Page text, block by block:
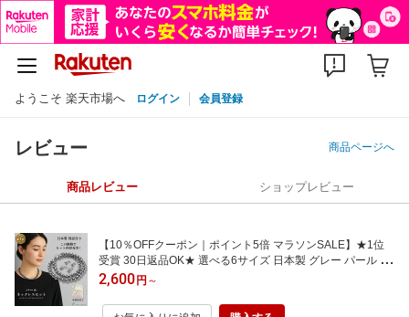
ようこそ 楽天市場へ ログイン 会員登録
レビュー 商品ページへ
商品レビュー ショップレビュー
【10％OFFクーポン｜ポイント5倍 マラソンSALE】★1位
受賞 30日返品OK★ 選べる6サイズ 日本製 グレー パール ネ
ックレス イヤリング ピアス セット 冠婚葬祭 真珠 葬式 葬儀
喪服 法事 8mm ブラックパール セレモニー 1年保証 レビュ
ープレゼント ロング ショート
2,600円 ～